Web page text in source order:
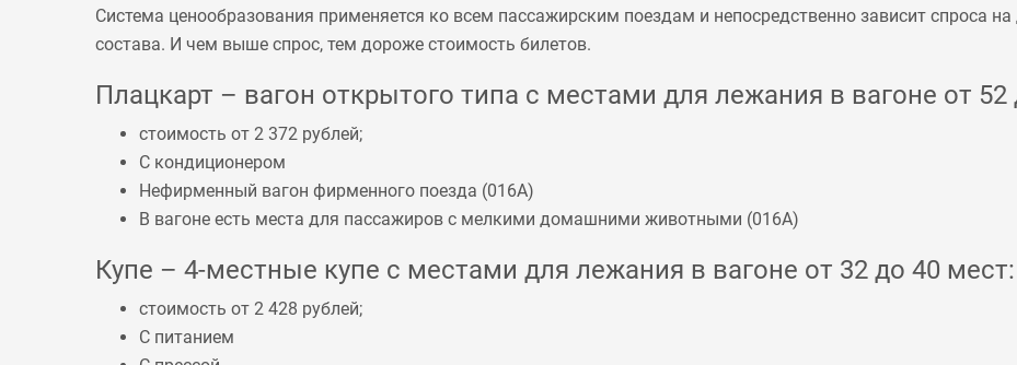
Система ценообразования применяется ко всем пассажирским поездам и непосредственно зависит спроса
состава. И чем выше спрос, тем дороже стоимость билетов.
Плацкарт – вагон открытого типа с местами для лежания в вагоне от 52
стоимость от 2 372 рублей;
С кондиционером
Нефирменный вагон фирменного поезда (016А)
В вагоне есть места для пассажиров с мелкими домашними животными (016А)
Купе – 4-местные купе с местами для лежания в вагоне от 32 до 40 мест:
стоимость от 2 428 рублей;
С питанием